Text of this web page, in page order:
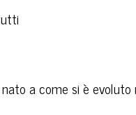
a come si è evoluto